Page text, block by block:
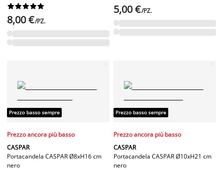






8,00 €/PZ.
5,00 €/PZ.
Prezzo basso sempre
Prezzo ancora più basso
CASPAR
Portacandela CASPAR Ø8xH16 cm
nero
Prezzo basso sempre
Prezzo ancora più basso
CASPAR
Portacandela CASPAR Ø10xH21 cm
nero